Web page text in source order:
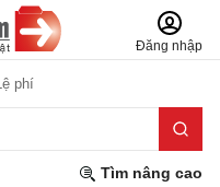
Đăng nhập
phí
Tìm nâng cao